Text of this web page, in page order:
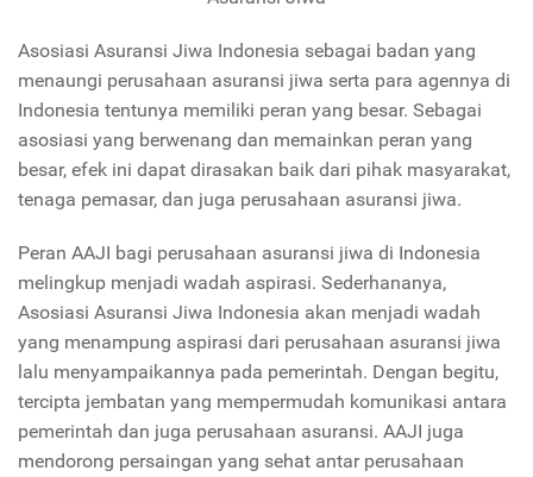
Asosiasi Asuransi Jiwa Indonesia sebagai badan yang
menaungi perusahaan asuransi jiwa serta para agennya di
Indonesia tentunya memiliki peran yang besar. Sebagai
asosiasi yang berwenang dan memainkan peran yang
besar, efek ini dapat dirasakan baik dari pihak masyarakat,
tenaga pemasar, dan juga perusahaan asuransi jiwa.
Peran AAJI bagi perusahaan asuransi jiwa di Indonesia
melingkup menjadi wadah aspirasi. Sederhananya,
Asosiasi Asuransi Jiwa Indonesia akan menjadi wadah
yang menampung aspirasi dari perusahaan asuransi jiwa
lalu menyampaikannya pada pemerintah. Dengan begitu,
tercipta jembatan yang mempermudah komunikasi antara
pemerintah dan juga perusahaan asuransi. AAJI juga
mendorong persaingan yang sehat antar perusahaan